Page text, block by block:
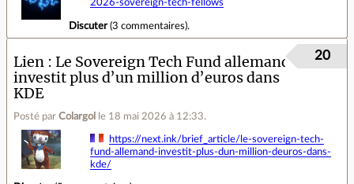
2026-sovereign-tech-fellows
Discuter(3 commentaires).
Lien
Le Sovereign Tech Fund allemand
investit plus d’un million d’euros dans
KDE
Posté par Colargol le 18 mai 2026 à 12:33.
20
https://next.ink/brief_article/le-sovereign-tech-
fund-allemand-investit-plus-dun-million-deuros-dans-
kde/